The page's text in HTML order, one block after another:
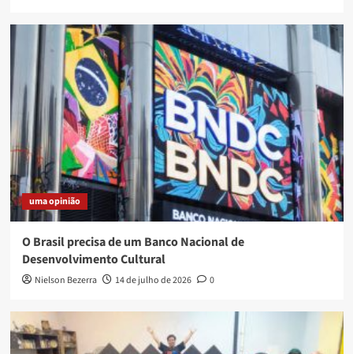
uma opinião
O Brasil precisa de um Banco Nacional de
Desenvolvimento Cultural
Nielson Bezerra 14 de julho de 2026 0